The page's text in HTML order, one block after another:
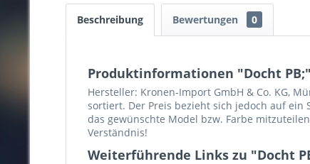
Beschreibung Bewertungen 0
Produktinformationen "Docht PB;"
Hersteller: Kronen-Import GmbH & Co. KG,
sortiert. Der Preis bezieht sich jedoch auf ein
das gewünschte Model bzw. Farbe
Verständnis!
Weiterführende Links zu "Docht